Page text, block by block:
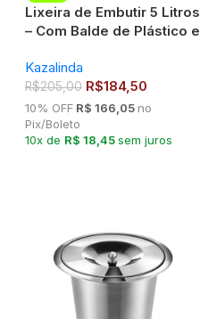
Lixeira de Embutir 5 Litros
– Com Balde de Plástico e
Kazalinda
R$205,00 R$184,50
10% OFFR$ 166,05 no
Pix/Boleto
10x de R$ 18,45sem juros